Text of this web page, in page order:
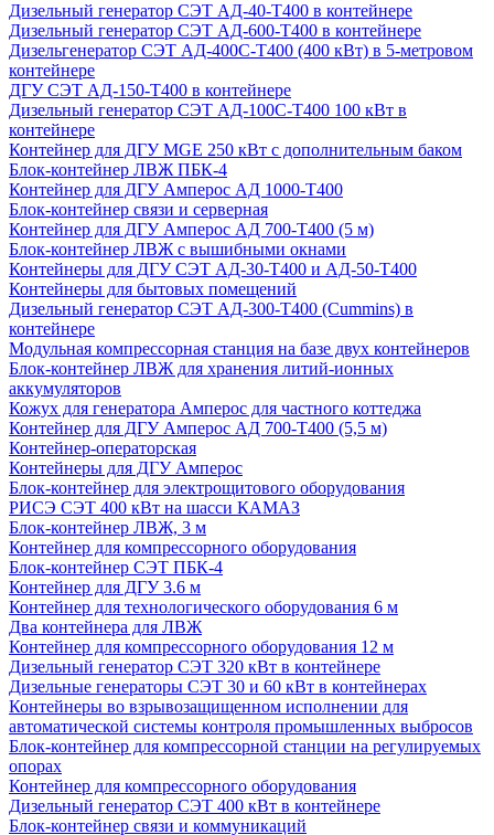
Дизельный генератор СЭТ АД-40-Т400 в контейнере
Дизельный генератор СЭТ АД-600-Т400 в контейнере
Дизельгенератор СЭТ АД-400С-Т400 (400 кВт) в 5-метровом
контейнере
ДГУ СЭТ АД-150-Т400 в контейнере
Дизельный генератор СЭТ АД-100С-Т400 100 кВт в
контейнере
Контейнер для ДГУ MGE 250 кВт с дополнительным баком
Блок-контейнер ЛВЖ ПБК-4
Контейнер для ДГУ Амперос АД 1000-Т400
Блок-контейнер связи и серверная
Контейнер для ДГУ Амперос АД 700-Т400 (5 м)
Блок-контейнер ЛВЖ с вышибными окнами
Контейнеры для ДГУ СЭТ АД-30-Т400 и АД-50-Т400
Контейнеры для бытовых помещений
Дизельный генератор СЭТ АД-300-Т400 (Cummins) в
контейнере
Модульная компрессорная станция на базе двух контейнеров
Блок-контейнер ЛВЖ для хранения литий-ионных
аккумуляторов
Кожух для генератора Амперос для частного коттеджа
Контейнер для ДГУ Амперос АД 700-Т400 (5,5 м)
Контейнер-операторская
Контейнеры для ДГУ Амперос
Блок-контейнер для электрощитового оборудования
РИСЭ СЭТ 400 кВт на шасси КАМАЗ
Блок-контейнер ЛВЖ, 3 м
Контейнер для компрессорного оборудования
Блок-контейнер СЭТ ПБК-4
Контейнер для ДГУ 3.6 м
Контейнер для технологического оборудования 6 м
Два контейнера для ЛВЖ
Контейнер для компрессорного оборудования 12 м
Дизельный генератор СЭТ 320 кВт в контейнере
Дизельные генераторы СЭТ 30 и 60 кВт в контейнерах
Контейнеры во взрывозащищенном исполнении для
автоматической системы контроля промышленных выбросов
Блок-контейнер для компрессорной станции на регулируемых
опорах
Контейнер для компрессорного оборудования
Дизельный генератор СЭТ 400 кВт в контейнере
Блок-контейнер связи и коммуникаций